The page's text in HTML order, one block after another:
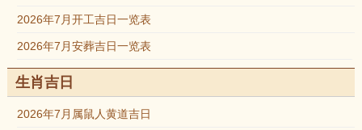
2026年7月开工吉日一览表
2026年7月安葬吉日一览表
生肖吉日
2026年7月属鼠人黄道吉日